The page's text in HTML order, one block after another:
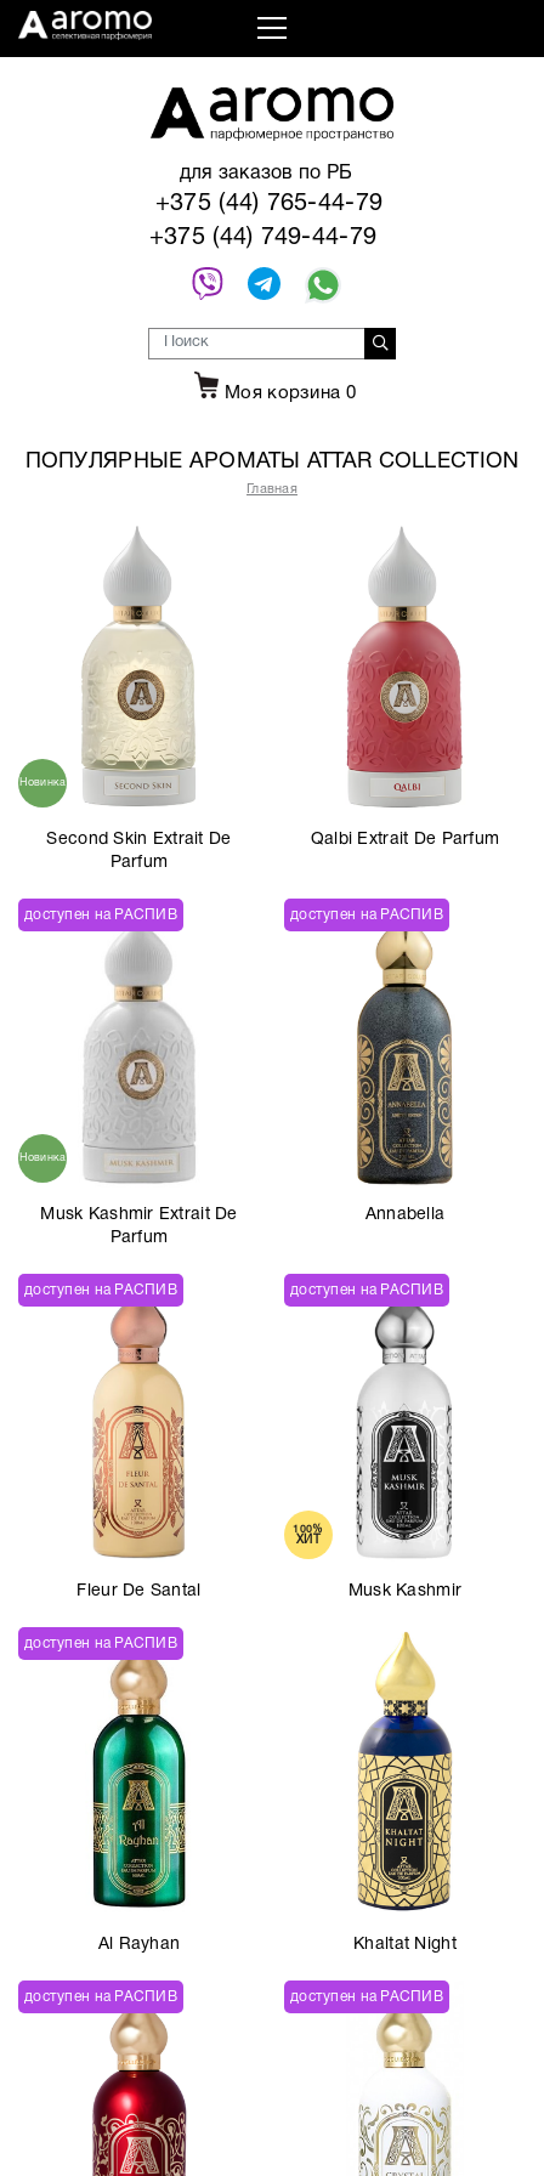
для заказов по РБ
+375 (44) 765-44-79
+375 (44) 749-44-79
Моя корзина 0
ПОПУЛЯРНЫЕ АРОМАТЫ ATTAR COLLECTION
Главная
Новинка
Second Skin Extrait De
Parfum
Qalbi Extrait De Parfum
доступен на РАСПИВ
Новинка
Musk Kashmir Extrait De
Parfum
доступен на РАСПИВ
Annabella
доступен на РАСПИВ
Fleur De Santal
доступен на РАСПИВ
100%
ХИТ
Musk Kashmir
доступен на РАСПИВ
Al Rayhan Khaltat Night
доступен на РАСПИВ доступен на РАСПИВ